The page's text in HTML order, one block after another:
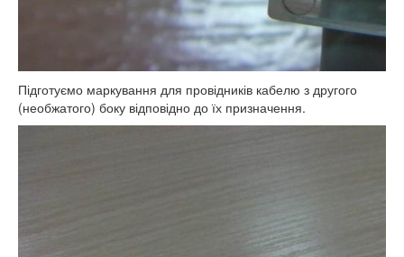
Підготуємо маркування для провідників кабелю з другого
(необжатого) боку відповідно до їх призначення.